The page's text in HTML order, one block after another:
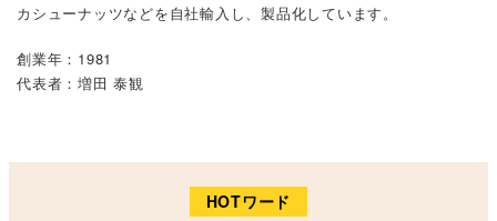
カシューナッツなどを自社輸入し、製品化しています。
創業年：1981
代表者：増田 泰観
HOTワード